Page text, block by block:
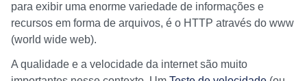
para exibir uma enorme variedade de informações e
recursos em forma de arquivos, é o HTTP através do www
(world wide web).
A qualidade e a velocidade da internet são muito